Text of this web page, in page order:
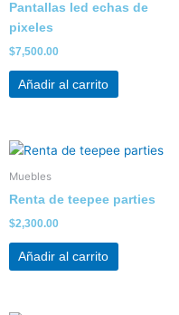
Pantallas led echas de
pixeles
$7,500.00
Añadir al carrito
Muebles
Renta de teepee parties
$2,300.00
Añadir al carrito